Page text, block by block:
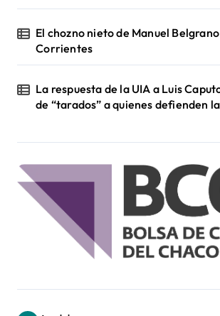
El chozno nieto de Manuel
Corrientes
La respuesta de la UIA a Luis
de “tarados” a quienes defienden